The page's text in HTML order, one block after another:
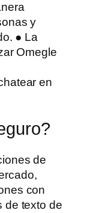
y
● La
Omegle
en
de
con
de texto de